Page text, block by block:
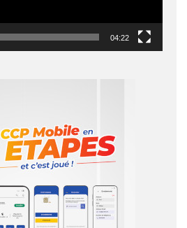
04:22